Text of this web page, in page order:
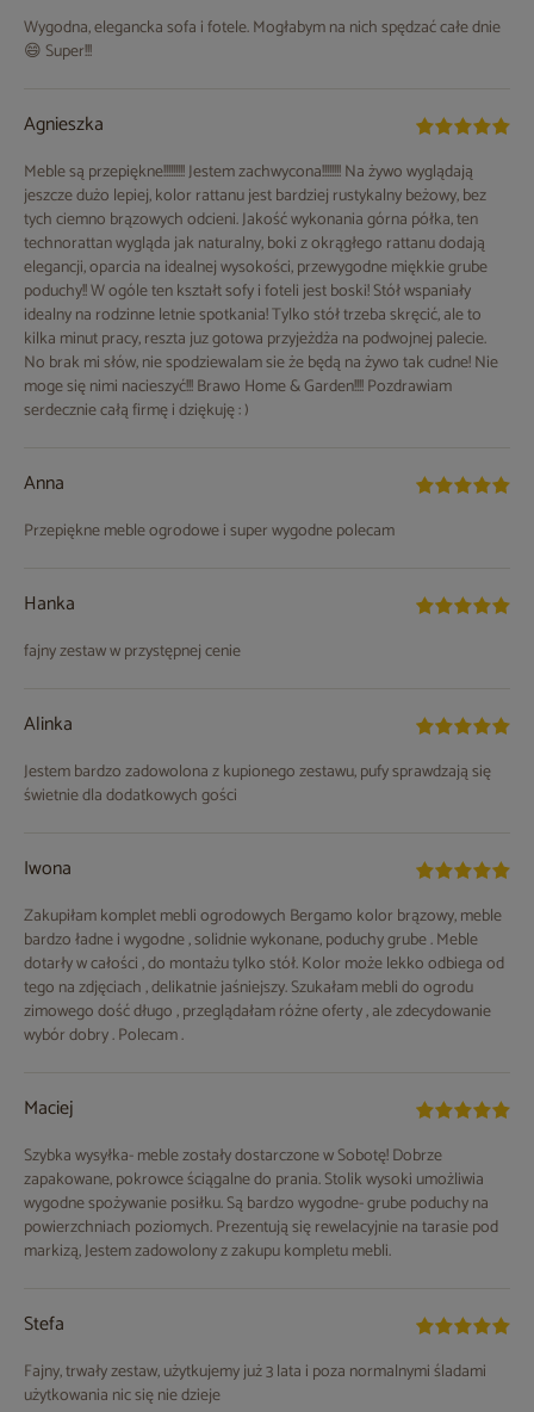
Wygodna, elegancka sofa i fotele. Mogłabym na nich spędzać całe dnie
😄 Super!!!
Agnieszka
Meble są przepiękne!!!!!!!!! Jestem zachwycona!!!!!!!! Na żywo wyglądają
jeszcze dużo lepiej, kolor rattanu jest bardziej rustykalny beżowy, bez
tych ciemno brązowych odcieni. Jakość wykonania górna półka, ten
technorattan wygląda jak naturalny, boki z okrągłego rattanu dodają
elegancji, oparcia na idealnej wysokości, przewygodne miękkie grube
poduchy!! W ogóle ten kształt sofy i foteli jest boski! Stół wspaniały
idealny na rodzinne letnie spotkania! Tylko stół trzeba skręcić, ale to
kilka minut pracy, reszta juz gotowa przyjeżdża na podwojnej palecie.
No brak mi słów, nie spodziewalam sie że będą na żywo tak cudne! Nie
moge się nimi nacieszyć!!! Brawo Home & Garden!!!! Pozdrawiam
serdecznie całą firmę i dziękuję : )
Anna
Przepiękne meble ogrodowe i super wygodne polecam
Hanka
fajny zestaw w przystępnej cenie
Alinka
Jestem bardzo zadowolona z kupionego zestawu, pufy sprawdzają się
świetnie dla dodatkowych gości
Iwona
Zakupiłam komplet mebli ogrodowych Bergamo kolor brązowy, meble
bardzo ładne i wygodne , solidnie wykonane, poduchy grube . Meble
dotarły w całości , do montażu tylko stół. Kolor może lekko odbiega od
tego na zdjęciach , delikatnie jaśniejszy. Szukałam mebli do ogrodu
zimowego dość długo , przeglądałam różne oferty , ale zdecydowanie
wybór dobry . Polecam .
Maciej
Szybka wysyłka- meble zostały dostarczone w Sobotę! Dobrze
zapakowane, pokrowce ściągalne do prania. Stolik wysoki umożliwia
wygodne spożywanie posiłku. Są bardzo wygodne- grube poduchy na
powierzchniach poziomych. Prezentują się rewelacyjnie na tarasie pod
markizą, Jestem zadowolony z zakupu kompletu mebli.
Stefa
Fajny, trwały zestaw, użytkujemy już 3 lata i poza normalnymi śladami
użytkowania nic się nie dzieje